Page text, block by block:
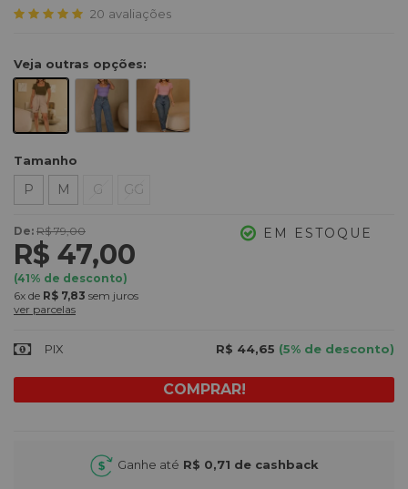
20 avaliações
Veja outras opções:
Tamanho
P M G GG
De: R$ 79,00
R$ 47,00
(41% de desconto)
6x de R$ 7,83 sem juros
ver parcelas
EM ESTOQUE
PIX R$ 44,65 (5% de desconto)
Ganhe até R$ 0,71 de cashback